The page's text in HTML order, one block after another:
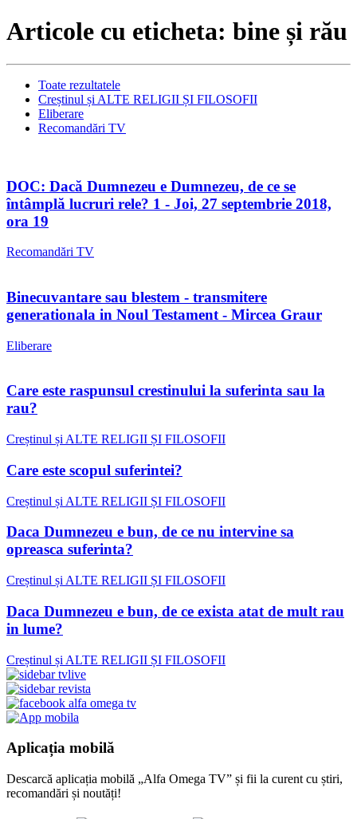
Articole cu eticheta: bine și rău
Toate rezultatele
Creștinul și ALTE RELIGII ȘI FILOSOFII
Eliberare
Recomandări TV
DOC: Dacă Dumnezeu e Dumnezeu, de ce se
întâmplă lucruri rele? 1 - Joi, 27 septembrie 2018,
ora 19
Recomandări TV
Binecuvantare sau blestem - transmitere
generationala in Noul Testament - Mircea Graur
Eliberare
Care este raspunsul crestinului la suferinta sau la
rau?
Creștinul și ALTE RELIGII ȘI FILOSOFII
Care este scopul suferintei?
Creștinul și ALTE RELIGII ȘI FILOSOFII
Daca Dumnezeu e bun, de ce nu intervine sa
opreasca suferinta?
Creștinul și ALTE RELIGII ȘI FILOSOFII
Daca Dumnezeu e bun, de ce exista atat de mult rau
in lume?
Creștinul și ALTE RELIGII ȘI FILOSOFII
Aplicația mobilă
Descarcă aplicația mobilă „Alfa Omega TV” și fii la curent cu știri,
recomandări și noutăți!